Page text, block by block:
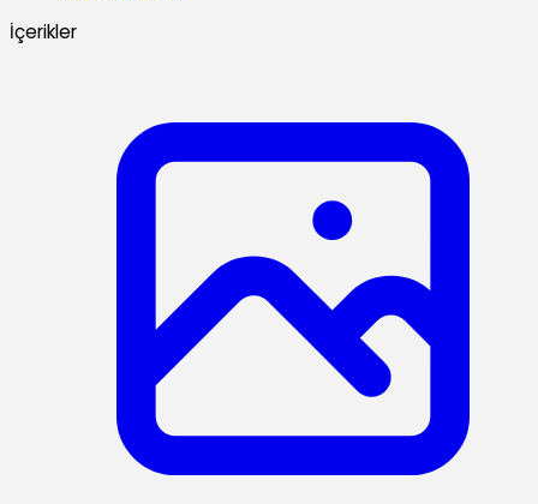
İçerikler